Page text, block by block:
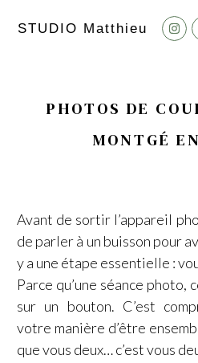
STUDIO Matthieu
PHOTOS DE
MONTGÉ
Avant de sortir l’appareil
de parler à un buisson pour
y a une étape essentielle :
Parce qu’une séance photo,
sur un bouton. C’est
votre manière d’être
que vous deux… c’est vous